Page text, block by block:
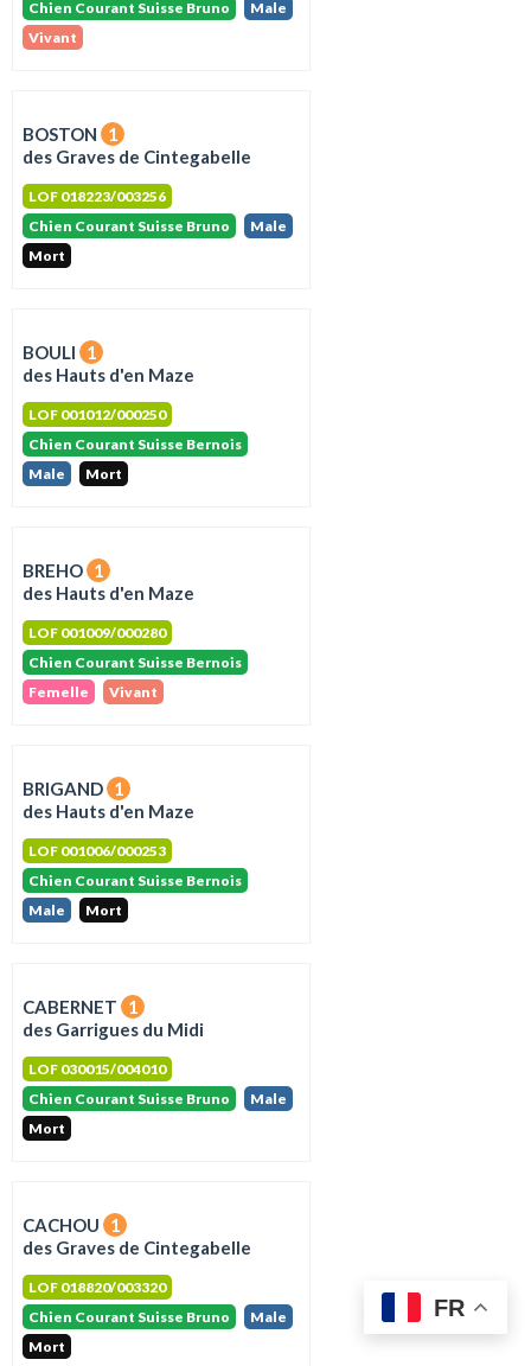
Chien Courant Suisse Bruno
Male
Vivant
BOSTON
1
des Graves de Cintegabelle
LOF 018223/003256
Chien Courant Suisse Bruno
Male
Mort
BOULI
1
des Hauts d'en Maze
LOF 001012/000250
Chien Courant Suisse Bernois
Male
Mort
BREHO 1
des Hauts d'en Maze
LOF 001009/000280
Chien Courant Suisse Bernois
Femelle
Vivant
BRIGAND 1
des Hauts d'en Maze
LOF 001006/000253
Chien Courant Suisse Bernois
Male
Mort
CABERNET
1
des Garrigues du Midi
LOF 030015/004010
Chien Courant Suisse Bruno
Male
Mort
CACHOU
1
des Graves de Cintegabelle
LOF 018820/003320
Chien Courant Suisse Bruno
Male
Mort
FR